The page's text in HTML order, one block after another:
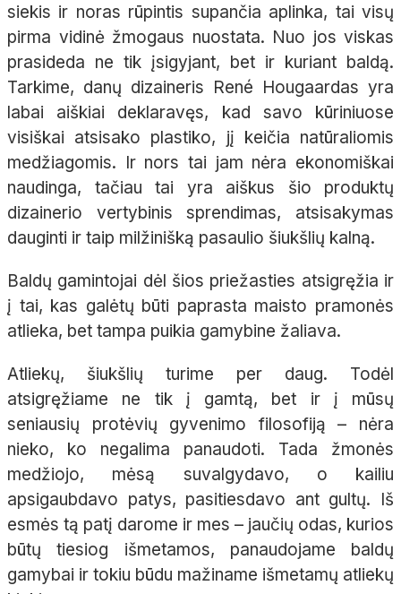
siekis ir noras rūpintis supančia aplinka, tai visų
pirma vidinė žmogaus nuostata. Nuo jos viskas
prasideda ne tik įsigyjant, bet ir kuriant baldą.
Tarkime, danų dizaineris René Hougaardas yra
labai aiškiai deklaravęs, kad savo kūriniuose
visiškai atsisako plastiko, jį keičia natūraliomis
medžiagomis. Ir nors tai jam nėra ekonomiškai
naudinga, tačiau tai yra aiškus šio produktų
dizainerio vertybinis sprendimas, atsisakymas
dauginti ir taip milžinišką pasaulio šiukšlių kalną.
Baldų gamintojai dėl šios priežasties atsigręžia ir
į tai, kas galėtų būti paprasta maisto pramonės
atlieka, bet tampa puikia gamybine žaliava.
Atliekų, šiukšlių turime per daug. Todėl
atsigręžiame ne tik į gamtą, bet ir į mūsų
seniausių protėvių gyvenimo filosofiją – nėra
nieko, ko negalima panaudoti. Tada žmonės
medžiojo, mėsą suvalgydavo, o kailiu
apsigaubdavo patys, pasitiesdavo ant gultų. Iš
esmės tą patį darome ir mes – jaučių odas, kurios
būtų tiesiog išmetamos, panaudojame baldų
gamybai ir tokiu būdu mažiname išmetamų atliekų